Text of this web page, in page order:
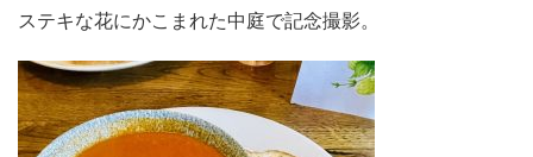
ステキな花にかこまれた中庭で記念撮影。